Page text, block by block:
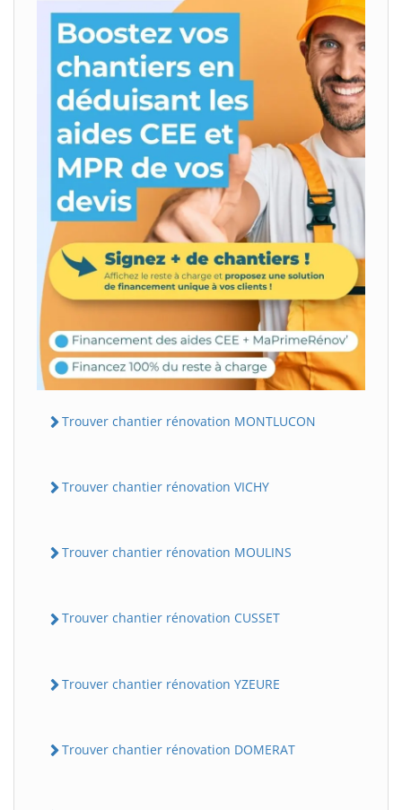
Trouver chantier rénovation MONTLUCON
Trouver chantier rénovation VICHY
Trouver chantier rénovation MOULINS
Trouver chantier rénovation CUSSET
Trouver chantier rénovation YZEURE
Trouver chantier rénovation DOMERAT